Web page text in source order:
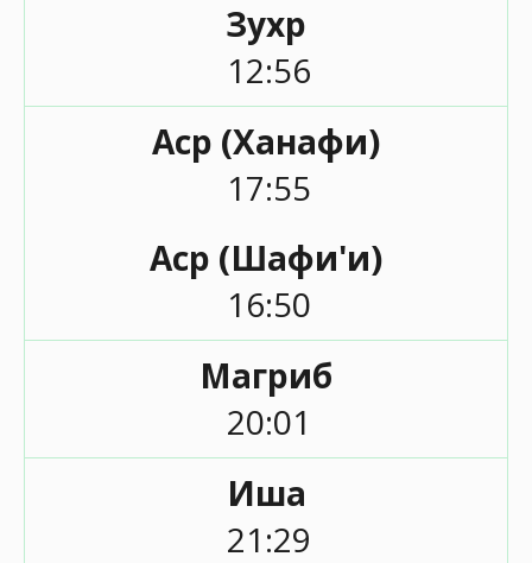
Зухр
12:56
Аср (Ханафи)
17:55
Аср (Шафи'и)
16:50
Магриб
20:01
Иша
21:29